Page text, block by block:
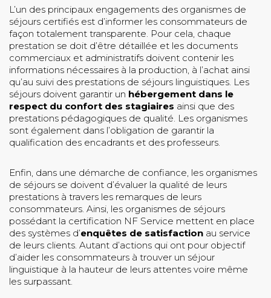
L’un des principaux engagements des organismes de
séjours certifiés est d’informer les consommateurs de
façon totalement transparente. Pour cela, chaque
prestation se doit d’être détaillée et les documents
commerciaux et administratifs doivent contenir les
informations nécessaires à la production, à l’achat ainsi
qu’au suivi des prestations de séjours linguistiques. Les
séjours doivent garantir un hébergement dans le
respect du confort des stagiaires ainsi que des
prestations pédagogiques de qualité. Les organismes
sont également dans l’obligation de garantir la
qualification des encadrants et des professeurs.
Enfin, dans une démarche de confiance, les organismes
de séjours se doivent d’évaluer la qualité de leurs
prestations à travers les remarques de leurs
consommateurs. Ainsi, les organismes de séjours
possédant la certification NF Service mettent en place
des systèmes d’enquêtes de satisfaction au service
de leurs clients. Autant d’actions qui ont pour objectif
d’aider les consommateurs à trouver un séjour
linguistique à la hauteur de leurs attentes voire même
les surpassant.